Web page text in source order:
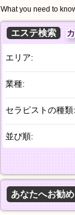
What you need to
エステ検索
エリア:
業種:
セラピストの種類:
並び順:
あなたへお勧